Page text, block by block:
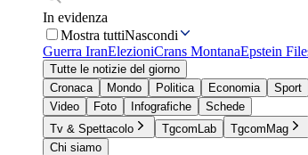
In evidenza
Mostra tuttiNascondi
Guerra IranElezioniCrans MontanaEpstein
Tutte le notizie del giorno
Cronaca
Mondo Politica Economia Sport
Video
Foto Infografiche
Schede
Tv & Spettacolo
TgcomLab TgcomMag
Chi siamo